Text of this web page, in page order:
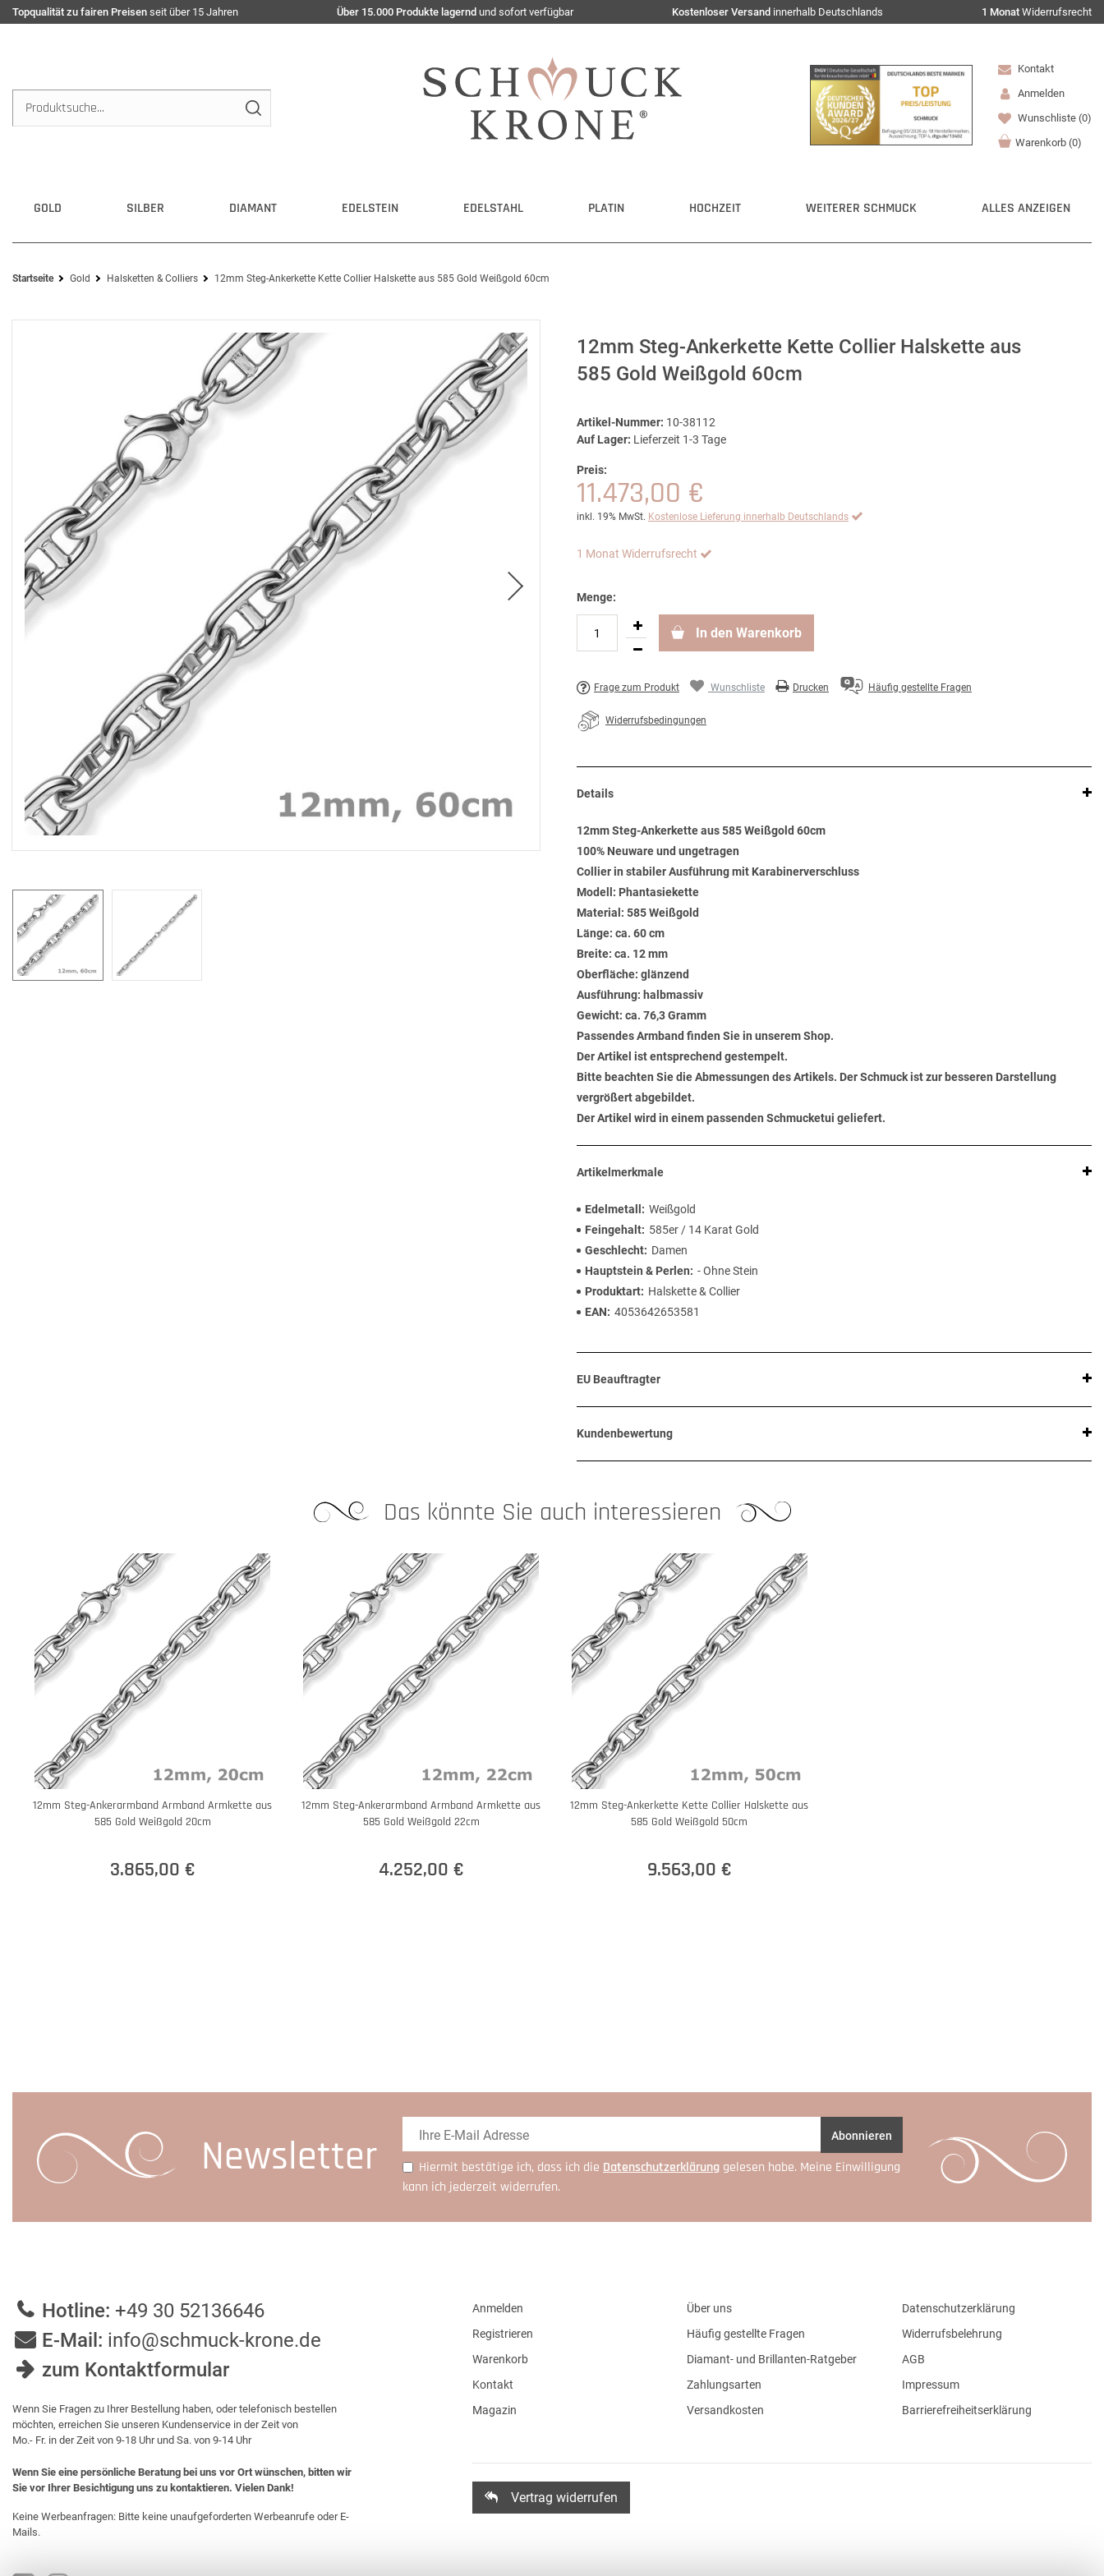
Topqualität zu fairen Preisen seit über 15 Jahren Über 15.000 Produkte lagernd und sofort verfügbar Kostenloser Versand innerhalb Deutschlands 1 Monat Widerrufsrecht
Kontakt
Anmelden
Wunschliste (0)
Warenkorb (0)
GOLD SILBER DIAMANT EDELSTEIN EDELSTAHL PLATIN HOCHZEIT WEITERER SCHMUCK ALLES ANZEIGEN
Startseite Gold Halsketten & Colliers 12mm Steg-Ankerkette Kette Collier Halskette aus 585 Gold Weißgold 60cm
12mm Steg-Ankerkette Kette Collier Halskette aus
585 Gold Weißgold 60cm
Artikel-Nummer: 10-38112
Auf Lager: Lieferzeit 1-3 Tage
Preis:
11.473,00 €
inkl. 19% MwSt. Kostenlose Lieferung innerhalb Deutschlands
1 Monat Widerrufsrecht
Menge:
In den Warenkorb
Frage zum Produkt Wunschliste Drucken Häufig gestellte Fragen
Widerrufsbedingungen
Details
12mm Steg-Ankerkette aus 585 Weißgold 60cm
100% Neuware und ungetragen
Collier in stabiler Ausführung mit Karabinerverschluss
Modell: Phantasiekette
Material: 585 Weißgold
Länge: ca. 60 cm
Breite: ca. 12 mm
Oberfläche: glänzend
Ausführung: halbmassiv
Gewicht: ca. 76,3 Gramm
Passendes Armband finden Sie in unserem Shop.
Der Artikel ist entsprechend gestempelt.
Bitte beachten Sie die Abmessungen des Artikels. Der Schmuck ist zur besseren Darstellung
vergrößert abgebildet.
Der Artikel wird in einem passenden Schmucketui geliefert.
Artikelmerkmale
Edelmetall
Weißgold
Feingehalt
585er / 14 Karat Gold
Geschlecht
Damen
Hauptstein & Perlen
- Ohne Stein
Produktart
Halskette & Collier
EAN
4053642653581
EU Beauftragter
Kundenbewertung
Das könnte Sie auch interessieren
12mm Steg-Ankerarmband Armband Armkette aus
585 Gold Weißgold 20cm
3.865,00 €
12mm Steg-Ankerarmband Armband Armkette aus
585 Gold Weißgold 22cm
4.252,00 €
12mm Steg-Ankerkette Kette Collier Halskette aus
585 Gold Weißgold 50cm
9.563,00 €
Newsletter Abonnieren
Hiermit bestätige ich, dass ich die Daten­schutz­erklärung gelesen habe. Meine Einwilligung
kann ich jederzeit widerrufen.
Hotline: +49 30 52136646
E-Mail: info@schmuck-krone.de
zum Kontaktformular
Wenn Sie Fragen zu Ihrer Bestellung haben, oder telefonisch bestellen
möchten, erreichen Sie unseren Kundenservice in der Zeit von
Mo.- Fr. in der Zeit von 9-18 Uhr und Sa. von 9-14 Uhr
Wenn Sie eine persönliche Beratung bei uns vor Ort wünschen, bitten wir
Sie vor Ihrer Besichtigung uns zu kontaktieren. Vielen Dank!
Keine Werbeanfragen: Bitte keine unaufgeforderten Werbeanrufe oder E-
Mails.
Anmelden
Registrieren
Warenkorb
Kontakt
Magazin
Über uns
Häufig gestellte Fragen
Diamant- und Brillanten-Ratgeber
Zahlungsarten
Versandkosten
Datenschutzerklärung
Widerrufsbelehrung
AGB
Impressum
Barrierefreiheitserklärung
Vertrag widerrufen